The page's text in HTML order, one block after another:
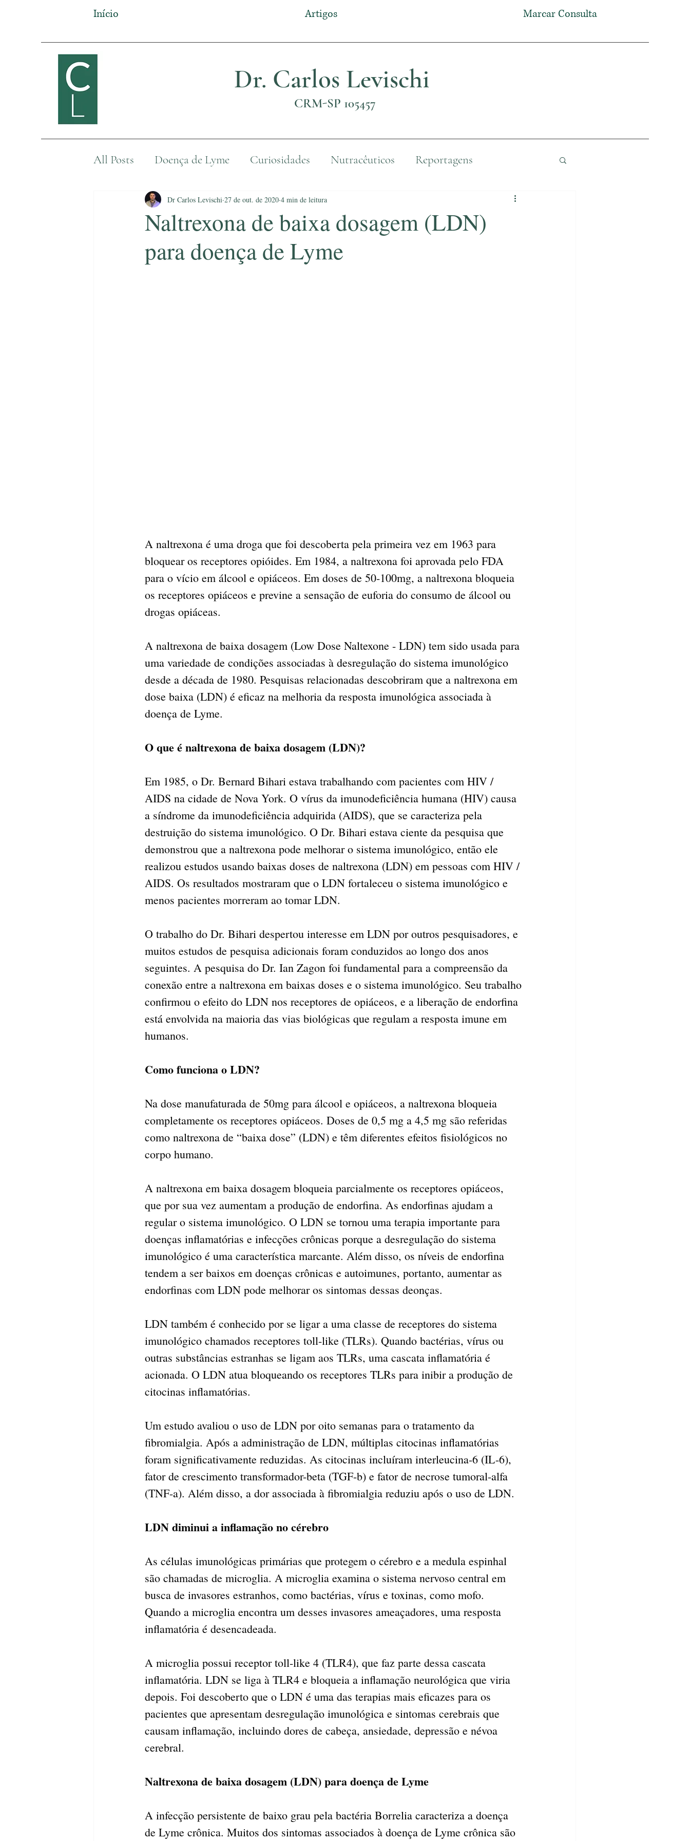
Início Artigos Marcar Consulta
Dr. Carlos Levischi
CRM-SP 105457
All Posts Doença de Lyme Curiosidades Nutracêuticos Reportagens
Outras doenças
Naltrexona de baixa dosagem (LDN)
para doença de Lyme
Dr Carlos Levischi 27 de out. de 2020 4 min de leitura
A naltrexona é uma droga que foi descoberta pela primeira vez em 1963 para
bloquear os receptores opióides. Em 1984, a naltrexona foi aprovada pelo FDA
para o vício em álcool e opiáceos. Em doses de 50-100mg, a naltrexona bloqueia
os receptores opiáceos e previne a sensação de euforia do consumo de álcool ou
drogas opiáceas.
A naltrexona de baixa dosagem (Low Dose Naltexone - LDN) tem sido usada para
uma variedade de condições associadas à desregulação do sistema imunológico
desde a década de 1980. Pesquisas relacionadas descobriram que a naltrexona em
dose baixa (LDN) é eficaz na melhoria da resposta imunológica associada à
doença de Lyme.
O que é naltrexona de baixa dosagem (LDN)?
Em 1985, o Dr. Bernard Bihari estava trabalhando com pacientes com HIV /
AIDS na cidade de Nova York. O vírus da imunodeficiência humana (HIV) causa
a síndrome da imunodeficiência adquirida (AIDS), que se caracteriza pela
destruição do sistema imunológico. O Dr. Bihari estava ciente da pesquisa que
demonstrou que a naltrexona pode melhorar o sistema imunológico, então ele
realizou estudos usando baixas doses de naltrexona (LDN) em pessoas com HIV /
AIDS. Os resultados mostraram que o LDN fortaleceu o sistema imunológico e
menos pacientes morreram ao tomar LDN.
O trabalho do Dr. Bihari despertou interesse em LDN por outros pesquisadores, e
muitos estudos de pesquisa adicionais foram conduzidos ao longo dos anos
seguintes. A pesquisa do Dr. Ian Zagon foi fundamental para a compreensão da
conexão entre a naltrexona em baixas doses e o sistema imunológico. Seu trabalho
confirmou o efeito do LDN nos receptores de opiáceos, e a liberação de endorfina
está envolvida na maioria das vias biológicas que regulam a resposta imune em
humanos.
Como funciona o LDN?
Na dose manufaturada de 50mg para álcool e opiáceos, a naltrexona bloqueia
completamente os receptores opiáceos. Doses de 0,5 mg a 4,5 mg são referidas
como naltrexona de “baixa dose” (LDN) e têm diferentes efeitos fisiológicos no
corpo humano.
A naltrexona em baixa dosagem bloqueia parcialmente os receptores opiáceos,
que por sua vez aumentam a produção de endorfina. As endorfinas ajudam a
regular o sistema imunológico. O LDN se tornou uma terapia importante para
doenças inflamatórias e infecções crônicas porque a desregulação do sistema
imunológico é uma característica marcante. Além disso, os níveis de endorfina
tendem a ser baixos em doenças crônicas e autoimunes, portanto, aumentar as
endorfinas com LDN pode melhorar os sintomas dessas deonças.
LDN também é conhecido por se ligar a uma classe de receptores do sistema
imunológico chamados receptores toll-like (TLRs). Quando bactérias, vírus ou
outras substâncias estranhas se ligam aos TLRs, uma cascata inflamatória é
acionada. O LDN atua bloqueando os receptores TLRs para inibir a produção de
citocinas inflamatórias.
Um estudo avaliou o uso de LDN por oito semanas para o tratamento da
fibromialgia. Após a administração de LDN, múltiplas citocinas inflamatórias
foram significativamente reduzidas. As citocinas incluíram interleucina-6 (IL-6),
fator de crescimento transformador-beta (TGF-b) e fator de necrose tumoral-alfa
(TNF-a). Além disso, a dor associada à fibromialgia reduziu após o uso de LDN.
LDN diminui a inflamação no cérebro
As células imunológicas primárias que protegem o cérebro e a medula espinhal
são chamadas de microglia. A microglia examina o sistema nervoso central em
busca de invasores estranhos, como bactérias, vírus e toxinas, como mofo.
Quando a microglia encontra um desses invasores ameaçadores, uma resposta
inflamatória é desencadeada.
A microglia possui receptor toll-like 4 (TLR4), que faz parte dessa cascata
inflamatória. LDN se liga à TLR4 e bloqueia a inflamação neurológica que viria
depois. Foi descoberto que o LDN é uma das terapias mais eficazes para os
pacientes que apresentam desregulação imunológica e sintomas cerebrais que
causam inflamação, incluindo dores de cabeça, ansiedade, depressão e névoa
cerebral.
Naltrexona de baixa dosagem (LDN) para doença de Lyme
A infecção persistente de baixo grau pela bactéria Borrelia caracteriza a doença
de Lyme crônica. Muitos dos sintomas associados à doença de Lyme crônica são